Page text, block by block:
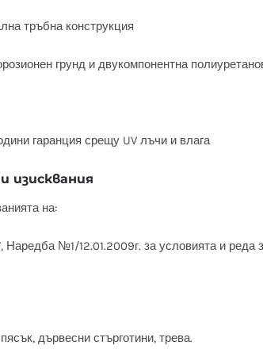
тръбна конструкция
грунд и двукомпонентна
гаранция срещу UV лъчи и влага
на:
Наредба №1/12.01.2009г. за условията и реда
дървесни стърготини, трева.